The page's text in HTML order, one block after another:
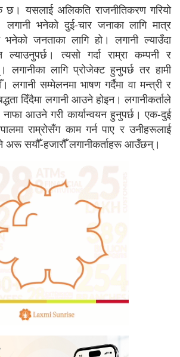
यसलाई अलिकति राजनीतिकरण गरियो
भनेको दुई-चार जनाका लागि मात्र
जनताका लागि हो। लगानी ल्याउँदा
त्यसो गर्दा राम्रा कम्पनी र
लगानीका लागि प्रोजेक्ट हुनुपर्छ तर हामी
लगानी सम्मेलनमा भाषण गर्दैमा वा मन्त्री र
दिँदैमा लगानी आउने होइन। लगानीकर्ताले
आउने गरी कार्यान्वयन हुनुपर्छ। एक-दुई
राम्रोसँग काम गर्न पाए र उनीहरूलाई
अरू सयौँ-हजारौँ लगानीकर्ताहरू आउँछन्।